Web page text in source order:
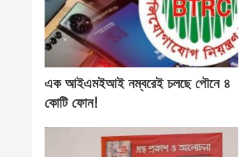
এক আইএমইআই নম্বরেই চলছে পৌনে ৪
কোটি ফোন!